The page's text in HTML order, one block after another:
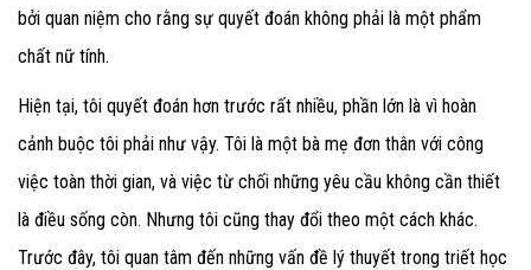
bởi quan niệm cho rằng sự quyết đoán không phải là một phẩm
chất nữ tính.
Hiện tại, tôi quyết đoán hơn trước rất nhiều, phần lớn là vì hoàn
cảnh buộc tôi phải như vậy. Tôi là một bà mẹ đơn thân với công
việc toàn thời gian, và việc từ chối những yêu cầu không cần thiết
là điều sống còn. Nhưng tôi cũng thay đổi theo một cách khác.
Trước đây, tôi quan tâm đến những vấn đề lý thuyết trong triết học